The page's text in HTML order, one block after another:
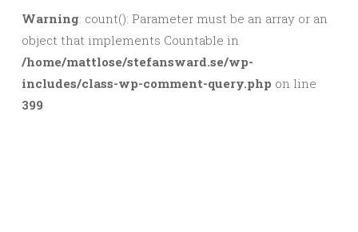
Warning: count(): Parameter must be an array or an
object that implements Countable in
/home/mattlose/stefansward.se/wp-
includes/class-wp-comment-query.php on line
399